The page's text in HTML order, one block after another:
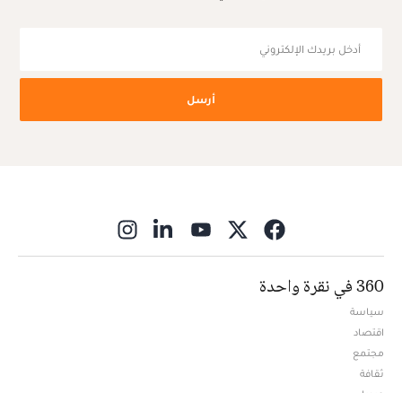
أرسل
360 في نقرة واحدة
سياسة
اقتصاد
مجتمع
ثقافة